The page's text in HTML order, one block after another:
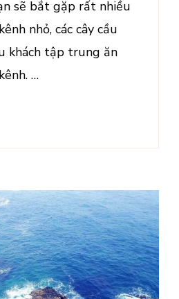
sẽ bắt gặp rất nhiều
nhỏ, các cây cầu
khách tập trung ăn
…